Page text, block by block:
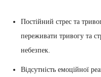
Постійний стрес та
переживати тривогу та
небезпек.
Відсутність емоційної